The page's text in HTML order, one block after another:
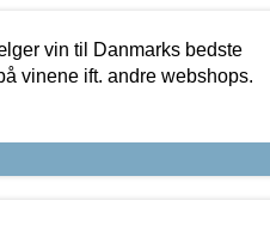
vin til Danmarks bedste
vinene ift. andre webshops.